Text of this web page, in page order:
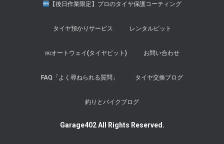
【後日作業限定】プロのタイヤ保護コーティング
タイヤ預かりサービス レンタルピット
㈱オートウェイ(タイヤピット) お問い合わせ
FAQ「よく尋ねられる質問」 タイヤ交換ブログ
釣りとバイクブログ
Garage402 All Rights Reserved.